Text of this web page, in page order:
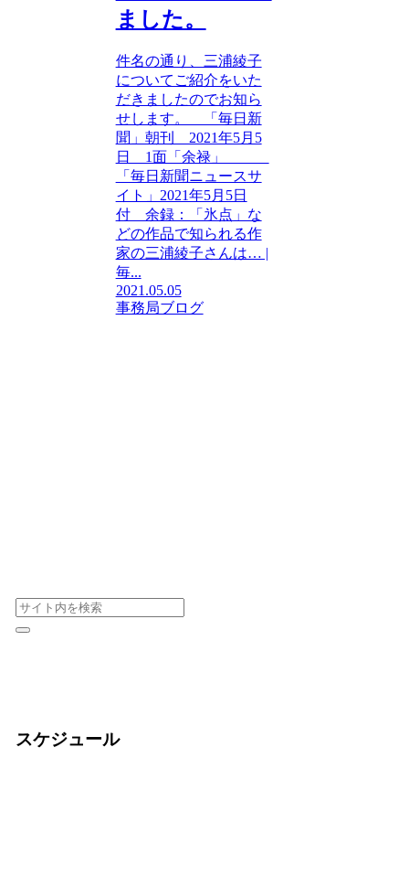
ました。
件名の通り、三浦綾子
についてご紹介をいた
だきましたのでお知ら
せします。 「毎日新
聞」朝刊 2021年5月5
日 1面「余禄」
「毎日新聞ニュースサ
イト」2021年5月5日
付 余録：「氷点」な
どの作品で知られる作
家の三浦綾子さんは… |
毎...
2021.05.05
事務局ブログ
スケジュール